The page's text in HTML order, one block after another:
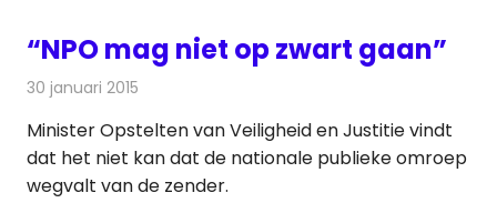
“NPO mag niet op zwart gaan”
30 januari 2015
Minister Opstelten van Veiligheid en Justitie vindt
dat het niet kan dat de nationale publieke omroep
wegvalt van de zender.